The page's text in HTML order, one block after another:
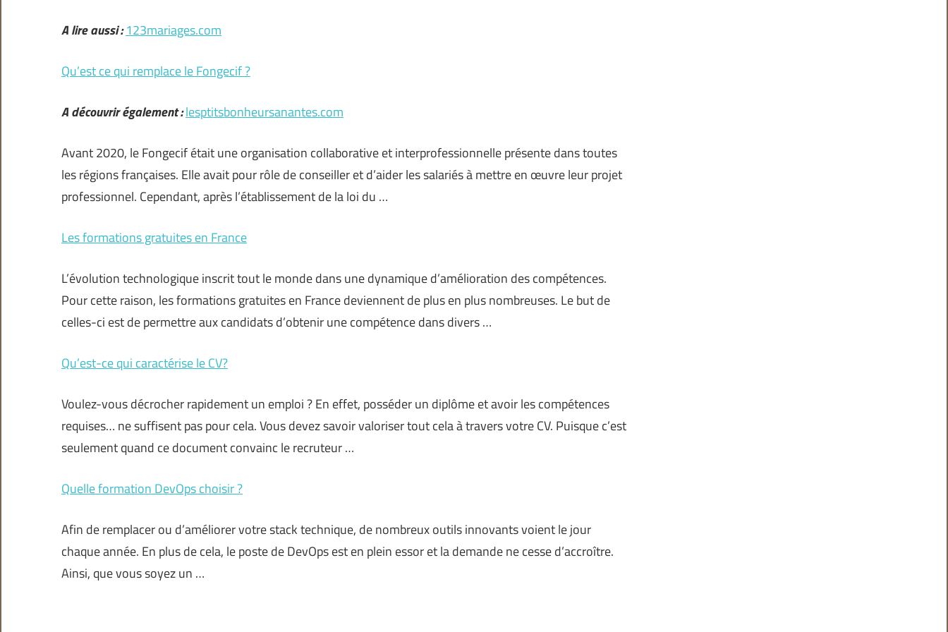
A lire aussi : 123mariages.com
Qu’est ce qui remplace le Fongecif ?
A découvrir également :lesptitsbonheursanantes.com
Avant 2020, le Fongecif était une organisation collaborative et interprofessionnelle présente dans toutes
les régions françaises. Elle avait pour rôle de conseiller et d’aider les salariés à mettre en œuvre leur projet
professionnel. Cependant, après l’établissement de la loi du …
Les formations gratuites en France
L’évolution technologique inscrit tout le monde dans une dynamique d’amélioration des compétences.
Pour cette raison, les formations gratuites en France deviennent de plus en plus nombreuses. Le but de
celles-ci est de permettre aux candidats d’obtenir une compétence dans divers …
Qu’est-ce qui caractérise le CV?
Voulez-vous décrocher rapidement un emploi ? En effet, posséder un diplôme et avoir les compétences
requises… ne suffisent pas pour cela. Vous devez savoir valoriser tout cela à travers votre CV. Puisque c’est
seulement quand ce document convainc le recruteur …
Quelle formation DevOps choisir ?
Afin de remplacer ou d’améliorer votre stack technique, de nombreux outils innovants voient le jour
chaque année. En plus de cela, le poste de DevOps est en plein essor et la demande ne cesse d’accroître.
Ainsi, que vous soyez un …